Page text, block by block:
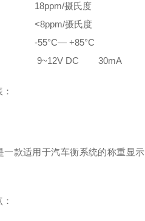
： 18ppm/摄氏度
： <8ppm/摄氏度
： -55°C— +85°C
DC 30mA
款适用于汽车衡系统的称重显